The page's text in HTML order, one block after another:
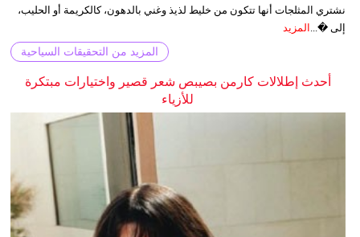
نشتري المثلجات أنها تتكون من خليط لذيذ وغني بالدهون، كالكريمة أو الحليب،
إلى �... المزيد
المزيد من التحقيقات السياحية
أحدث إطلالات كارمن بصيبص شعر قصير واختيارات مبتكرة
للأزياء